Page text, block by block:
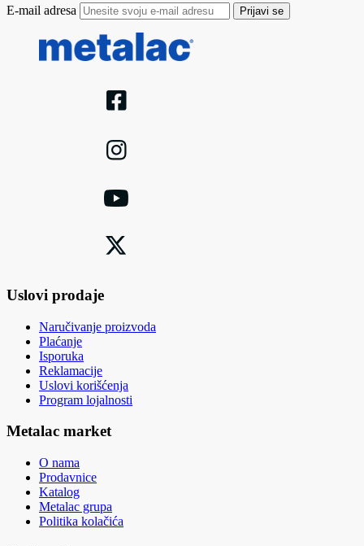
E-mail adresa Prijavi se
Uslovi prodaje
Naručivanje proizvoda
Plaćanje
Isporuka
Reklamacije
Uslovi korišćenja
Program lojalnosti
Metalac market
O nama
Prodavnice
Katalog
Metalac grupa
Politika kolačića